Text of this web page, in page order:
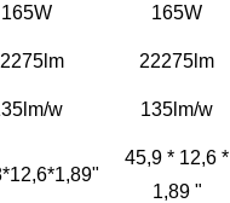
165W 165W
22275lm
w 135lm/w
45,9 * 12,6 *
1,89 "